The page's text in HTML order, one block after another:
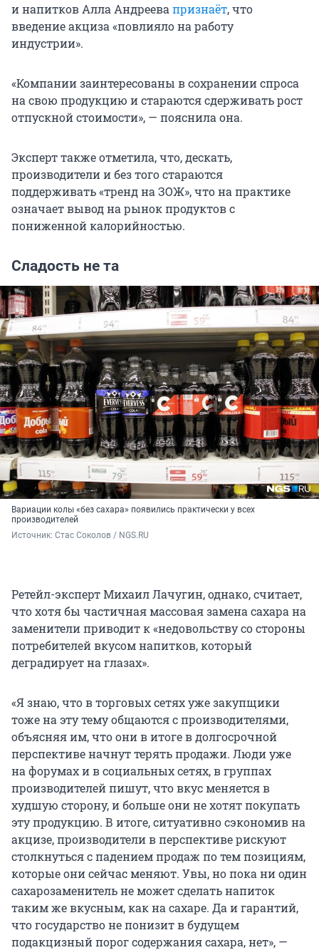
и напитков Алла Андреева признаёт, что
введение акциза «повлияло на работу
индустрии».
«Компании заинтересованы в сохранении спроса
на свою продукцию и стараются сдерживать рост
отпускной стоимости», — пояснила она.
Эксперт также отметила, что, дескать,
производители и без того стараются
поддерживать «тренд на ЗОЖ», что на практике
означает вывод на рынок продуктов с
пониженной калорийностью.
Сладость не та
Вариации колы «без сахара» появились практически у всех
производителей
Источник: Стас Соколов / NGS.RU
Ретейл-эксперт Михаил Лачугин, однако, считает,
что хотя бы частичная массовая замена сахара на
заменители приводит к «недовольству со стороны
потребителей вкусом напитков, который
деградирует на глазах».
«Я знаю, что в торговых сетях уже закупщики
тоже на эту тему общаются с производителями,
объясняя им, что они в итоге в долгосрочной
перспективе начнут терять продажи. Люди уже
на форумах и в социальных сетях, в группах
производителей пишут, что вкус меняется в
худшую сторону, и больше они не хотят покупать
эту продукцию. В итоге, ситуативно сэкономив на
акцизе, производители в перспективе рискуют
столкнуться с падением продаж по тем позициям,
которые они сейчас меняют. Увы, но пока ни один
сахарозаменитель не может сделать напиток
таким же вкусным, как на сахаре. Да и гарантий,
что государство не понизит в будущем
подакцизный порог содержания сахара, нет», —